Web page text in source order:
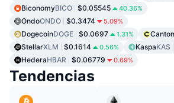
BiconomyBICO $0.05545 40.36%
OndoONDO $0.3474 5.09%
DogecoinDOGE $0.0697 1.31% Canton
StellarXLM $0.1614 0.56% KaspaKAS
HederaHBAR $0.06779 0.69%
Tendencias